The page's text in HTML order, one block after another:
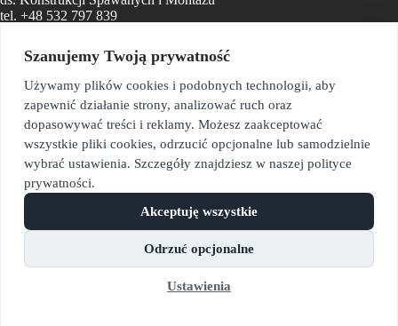
tel. +48 532 797 839
Sekretariat
e-mail:
sekretariat@wostal.pl
Biuro Zarządu i Kadr
e-mail:monika.kyc@wostal.pl
Dział Logistyki Materiałowej
e-mail:
zaopatrzenie@wostal.pl
e-mail:
kontrolajakosci@wostal.pl
e-mail:ksiegowosc@wostal.pl
Szanujemy Twoją prywatność
Używamy plików cookies i podobnych technologii, aby
zapewnić działanie strony, analizować ruch oraz
dopasowywać treści i reklamy. Możesz zaakceptować
wszystkie pliki cookies, odrzucić opcjonalne lub samodzielnie
wybrać ustawienia. Szczegóły znajdziesz w naszej polityce
prywatności.
Ustawienia
Odrzuć opcjonalne
Akceptuję wszystkie